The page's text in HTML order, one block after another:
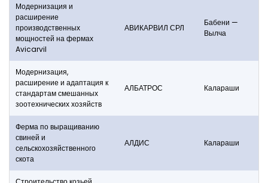
Модернизация и
расширение
производственных
мощностей на фермах
Avicarvil
АВИКАРВИЛ СРЛ
Бабени —
Вылча
Модернизация,
расширение и адаптация к
стандартам смешанных
зоотехнических хозяйств
АЛБАТРОС Калараши
Ферма по выращиванию
свиней и
сельскохозяйственного
скота
АЛДИС Калараши